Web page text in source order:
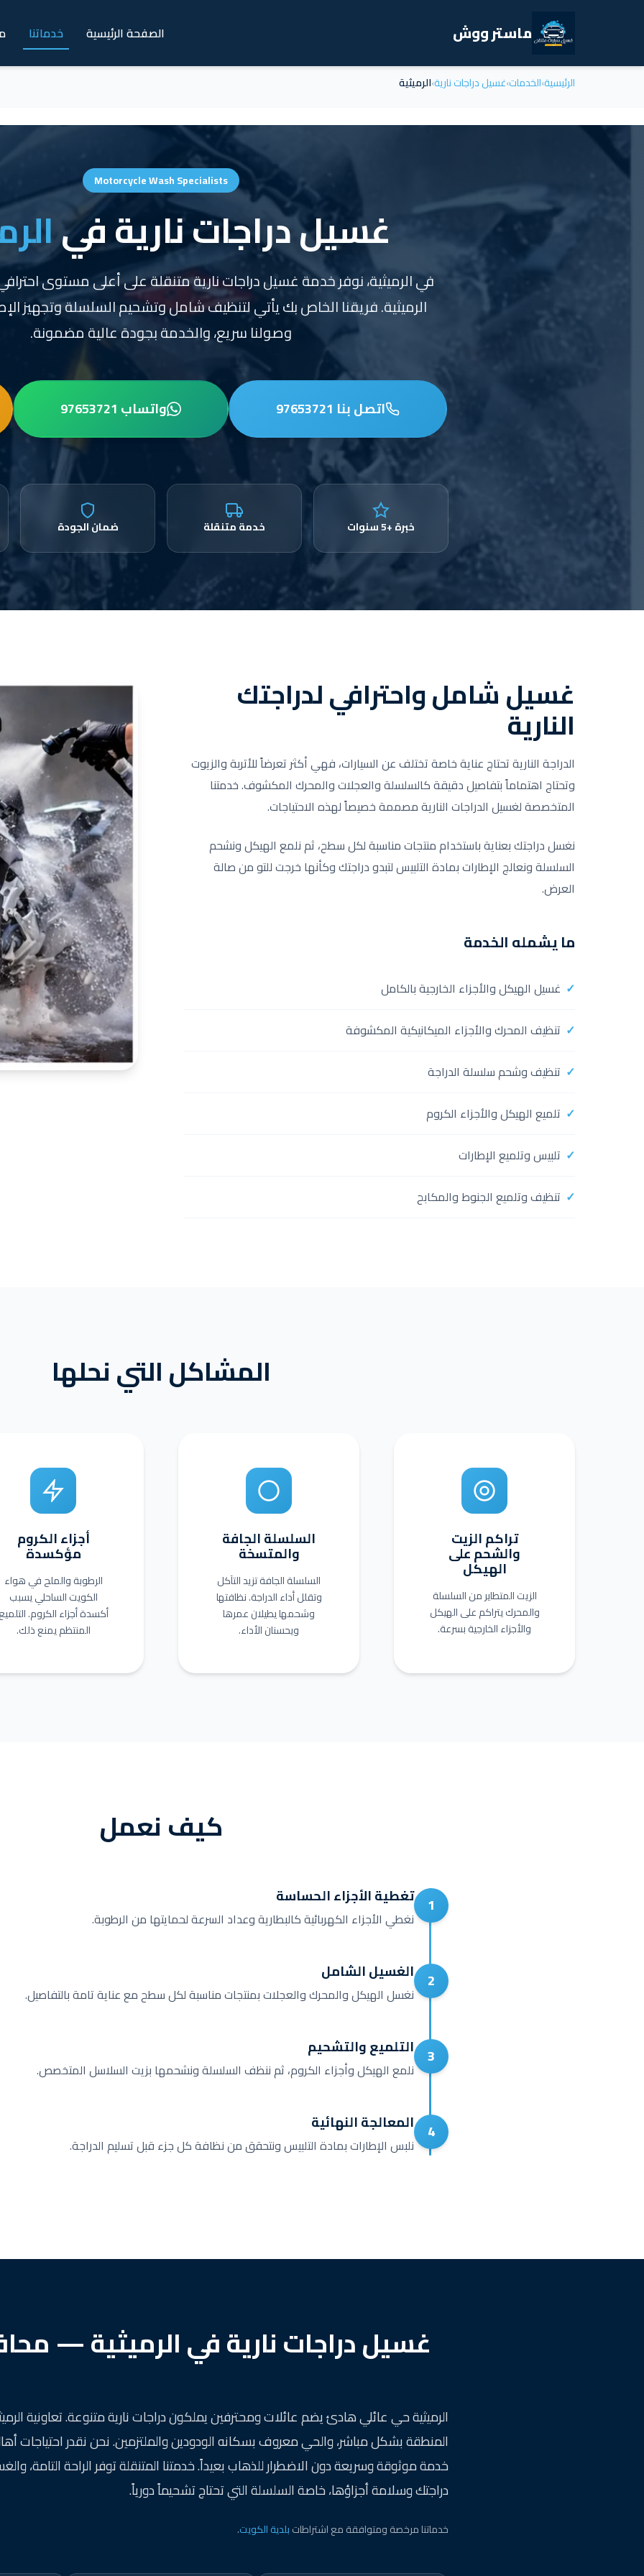
ماستر ووش الصفحة الرئيسية خدماتنا
الرئيسية›الخدمات›غسيل دراجات نارية›الرميثية
Motorcycle Wash Specialists
غسيل دراجات نارية في
في الرميثية، نوفر خدمة غسيل دراجات نارية متنقلة على أعلى مستوى
الرميثية. فريقنا الخاص بك يأتي لتنظيف شامل وتشحيم السلسلة وتجهيز
وصولنا سريع، والخدمة بجودة عالية مضمونة.
اتصل بنا 97653721 واتساب 97653721
خبرة +5 سنوات خدمة متنقلة ضمان الجودة
غسيل شامل واحترافي لدراجتك
النارية
الدراجة النارية تحتاج عناية خاصة تختلف عن السيارات، فهي أكثر تعرضاً للأتربة والزيوت
وتحتاج اهتماماً بتفاصيل دقيقة كالسلسلة والعجلات والمحرك المكشوف. خدمتنا
المتخصصة لغسيل الدراجات النارية مصممة خصيصاً لهذه الاحتياجات.
نغسل دراجتك بعناية باستخدام منتجات مناسبة لكل سطح، ثم نلمع الهيكل ونشحم
السلسلة ونعالج الإطارات بمادة التلبيس لتبدو دراجتك وكأنها خرجت للتو من صالة
العرض.
ما يشمله الخدمة
غسيل الهيكل والأجزاء الخارجية بالكامل
تنظيف المحرك والأجزاء الميكانيكية المكشوفة
تنظيف وشحم سلسلة الدراجة
تلميع الهيكل والأجزاء الكروم
تلبيس وتلميع الإطارات
تنظيف وتلميع الجنوط والمكابح
المشاكل التي نحلها
تراكم الزيت
والشحم على
الهيكل
الزيت المتطاير من السلسلة
والمحرك يتراكم على الهيكل
والأجزاء الخارجية بسرعة.
السلسلة الجافة
والمتسخة
السلسلة الجافة تزيد التآكل
وتقلل أداء الدراجة. نظافتها
وشحمها يطيلان عمرها
ويحسنان الأداء.
أجزاء الكروم
مؤكسدة
الرطوبة والملح في هواء
الكويت الساحلي يسبب
أكسدة أجزاء الكروم.
المنتظم يمنع ذلك.
كيف نعمل
1 تغطية الأجزاء الحساسة
نغطي الأجزاء الكهربائية كالبطارية وعداد السرعة لحمايتها من الرطوبة.
2 الغسيل الشامل
نغسل الهيكل والمحرك والعجلات بمنتجات مناسبة لكل سطح مع عناية تامة بالتفاصيل.
3 التلميع والتشحيم
نلمع الهيكل وأجزاء الكروم، ثم ننظف السلسلة ونشحمها بزيت السلاسل المتخصص.
4 المعالجة النهائية
نلبس الإطارات بمادة التلبيس ونتحقق من نظافة كل جزء قبل تسليم الدراجة.
غسيل دراجات نارية في الرميثية —
الرميثية حي عائلي هادئ يضم عائلات ومحترفين يملكون دراجات نارية متنوعة. تعاونية
المنطقة بشكل مباشر، والحي معروف بسكانه الودودين والملتزمين. نحن نقدر احتياجات
خدمة موثوقة وسريعة دون الاضطرار للذهاب بعيداً. خدمتنا المتنقلة توفر الراحة التامة،
دراجتك وسلامة أجزاؤها، خاصة السلسلة التي تحتاج تشحيماً دورياً.
خدماتنا مرخصة ومتوافقة مع اشتراطاتبلدية الكويت.